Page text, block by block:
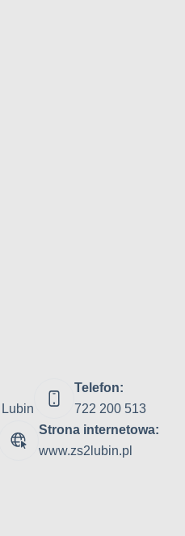
Telefon:
722 200 513
Strona internetowa:
www.zs2lubin.pl